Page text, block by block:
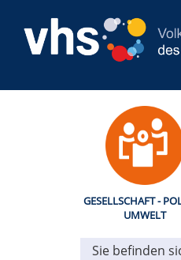
GESELLSCHAFT -
UMWELT
Sie befinden